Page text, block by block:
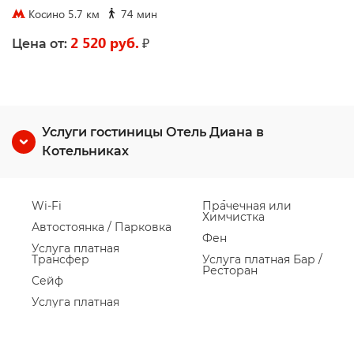
Косино 5.7 км
74 мин
Цена от: 2 520 руб. ₽
Услуги гостиницы Отель Диана в
Котельниках
Wi-Fi
Автостоянка / Парковка
Услуга платная
Трансфер
Сейф
Услуга платная
Прачечная или
Химчистка
Фен
Услуга платная Бар /
Ресторан